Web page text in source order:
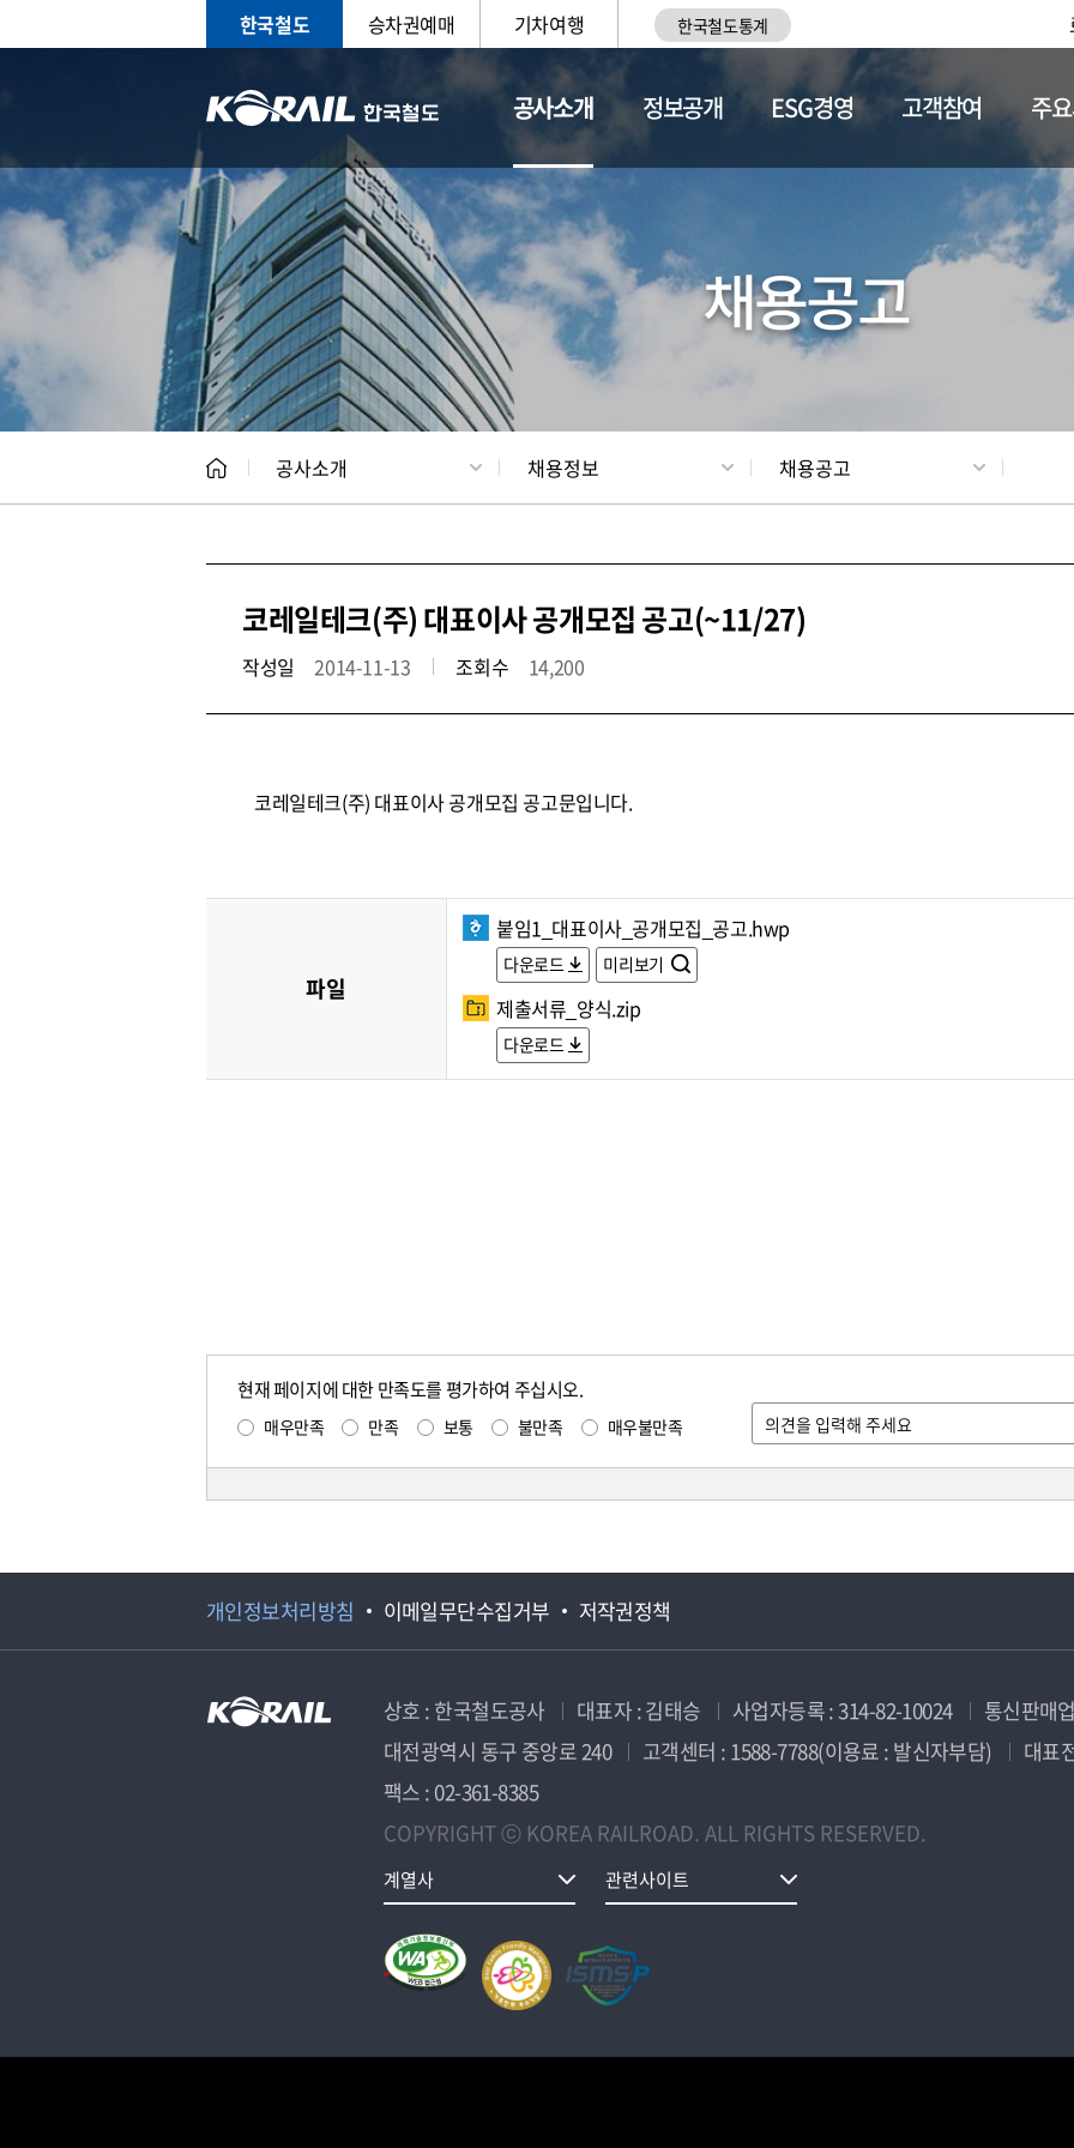
한국철도 승차권예매 기차여행 한국철도통계
공사소개
CEO 일반현황 채용정보
정보공개 ESG경영 고객참여 주
채용공고
공사소개 채용정보 채용공고
코레일테크(주) 대표이사 공개모집 공고(~11/27)
작성일 2014-11-13 조회수 14,200
코레일테크(주) 대표이사 공개모집 공고문입니다.
파일
붙임1_대표이사_공개모집_공고.hwp
다운로드 미리보기
제출서류_양식.zip
다운로드
현재 페이지에 대한 만족도를 평가하여 주십시오.
매우만족 만족 보통 불만족 매우불만족
개인정보처리방침 이메일무단수집거부 저작권정책
상호 : 한국철도공사 대표자 : 김태승 사업자등록 : 314-82-10024
통신판매
대전광역시 동구 중앙로 240
고객센터 : 1588-7788(이용료 : 발신자부담)
대표
팩스 : 02-361-8385
COPYRIGHT ⓒ KOREA RAILROAD. ALL RIGHTS RESERVED.
계열사 관련사이트